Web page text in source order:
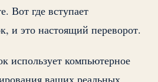
Вот где вступает
и это настоящий переворот.
использует компьютерное